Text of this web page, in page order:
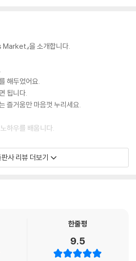
야 살아갈 수 있다고 믿고 있습니다.
Market』을 소개합니다.
해두었어요.
됩니다.
즐거움만 마음껏 누리세요.
하우를 배웁니다.
이 있어요.
리면 작가처럼 완성됩니다.
요가 없어요~
은
사 리뷰 더보기
한줄평
9.5